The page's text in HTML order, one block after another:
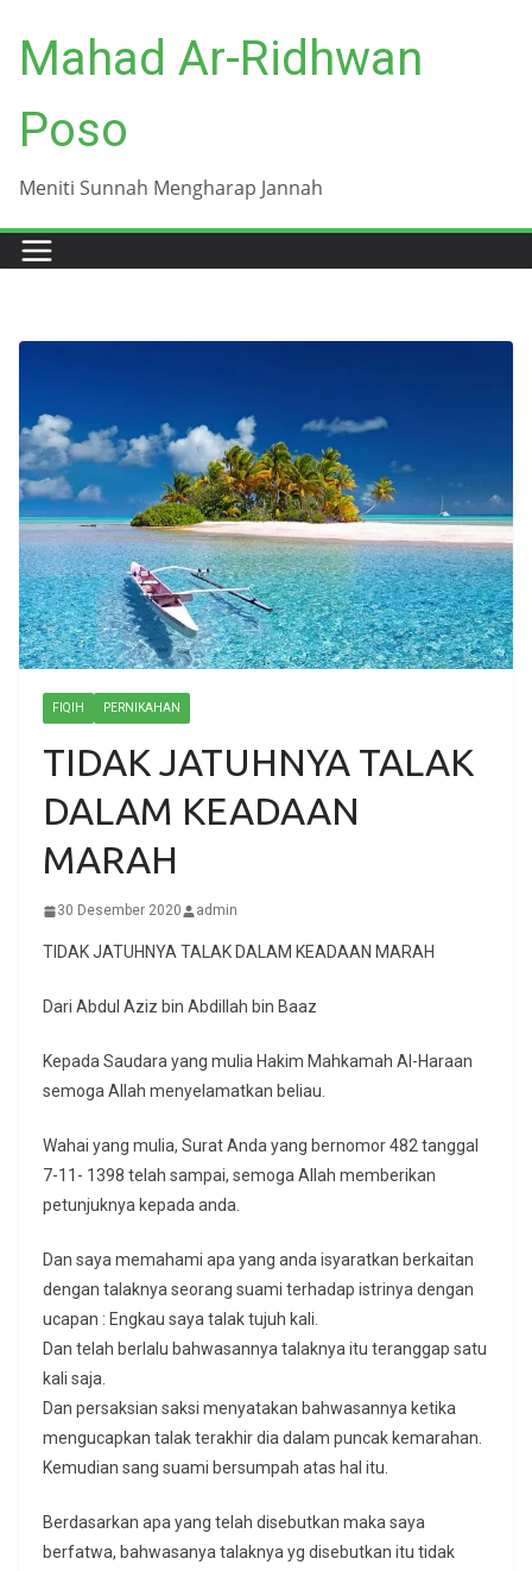
content
Mahad Ar-Ridhwan
Poso
Meniti Sunnah Mengharap Jannah
FIQIH PERNIKAHAN
TIDAK JATUHNYA TALAK
DALAM KEADAAN
MARAH
30 Desember 2020 admin
TIDAK JATUHNYA TALAK DALAM KEADAAN MARAH
Dari Abdul Aziz bin Abdillah bin Baaz
Kepada Saudara yang mulia Hakim Mahkamah Al-Haraan
semoga Allah menyelamatkan beliau.
Wahai yang mulia, Surat Anda yang bernomor 482 tanggal
7-11- 1398 telah sampai, semoga Allah memberikan
petunjuknya kepada anda.
Dan saya memahami apa yang anda isyaratkan berkaitan
dengan talaknya seorang suami terhadap istrinya dengan
ucapan : Engkau saya talak tujuh kali.
Dan telah berlalu bahwasannya talaknya itu teranggap satu
kali saja.
Dan persaksian saksi menyatakan bahwasannya ketika
mengucapkan talak terakhir dia dalam puncak kemarahan.
Kemudian sang suami bersumpah atas hal itu.
Berdasarkan apa yang telah disebutkan maka saya
berfatwa, bahwasanya talaknya yg disebutkan itu tidak